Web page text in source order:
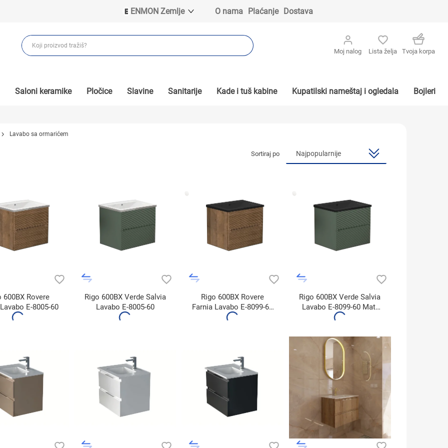
ENMON Zemlje
ENMON BIH
ENMON MKD
O nama Plaćanje Dostava
Moj nalog Lista želja Tvoja korpa
Saloni keramike Pločice Slavine Sanitarije Kade i tuš kabine Kupatilski nameštaj i ogledala Bojleri
Lavabo sa ormarićem
Sortiraj po
600BX Rovere
E-8005-60
Rigo 600BX Verde Salvia
Lavabo E-8005-60
Rigo 600BX Rovere
Farnia Lavabo E-8099-60
Matt Black
Rigo 600BX Verde Salvia
Lavabo E-8099-60 Matt
Black